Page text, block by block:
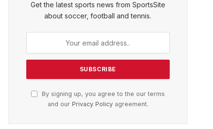
Get the latest sports news from SportsSite
about soccer, football and tennis.
By signing up, you agree to the our terms
and our Privacy Policyagreement.